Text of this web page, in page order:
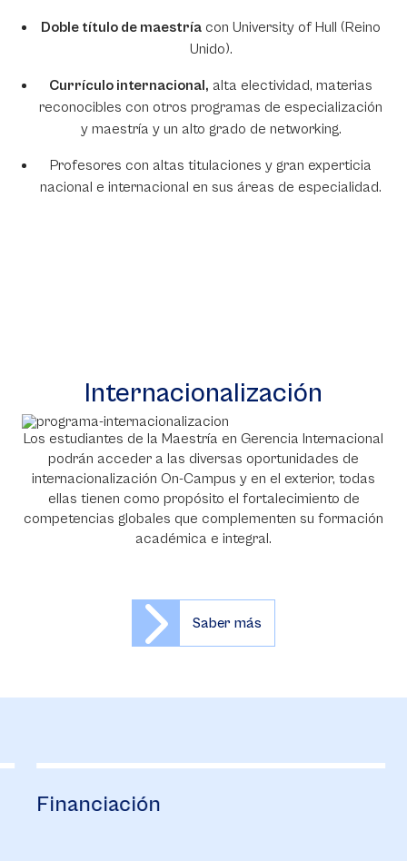
Doble título de maestría con University of Hull (Reino
Unido).
Currículo internacional, alta electividad, materias
reconocibles con otros programas de especialización
y maestría y un alto grado de networking.
Profesores con altas titulaciones y gran experticia
nacional e internacional en sus áreas de especialidad.
Internacionalización
Los estudiantes de la Maestría en Gerencia Internacional
podrán acceder a las diversas oportunidades de
internacionalización On-Campus y en el exterior, todas
ellas tienen como propósito el fortalecimiento de
competencias globales que complementen su formación
académica e integral.
Saber más
Financiación